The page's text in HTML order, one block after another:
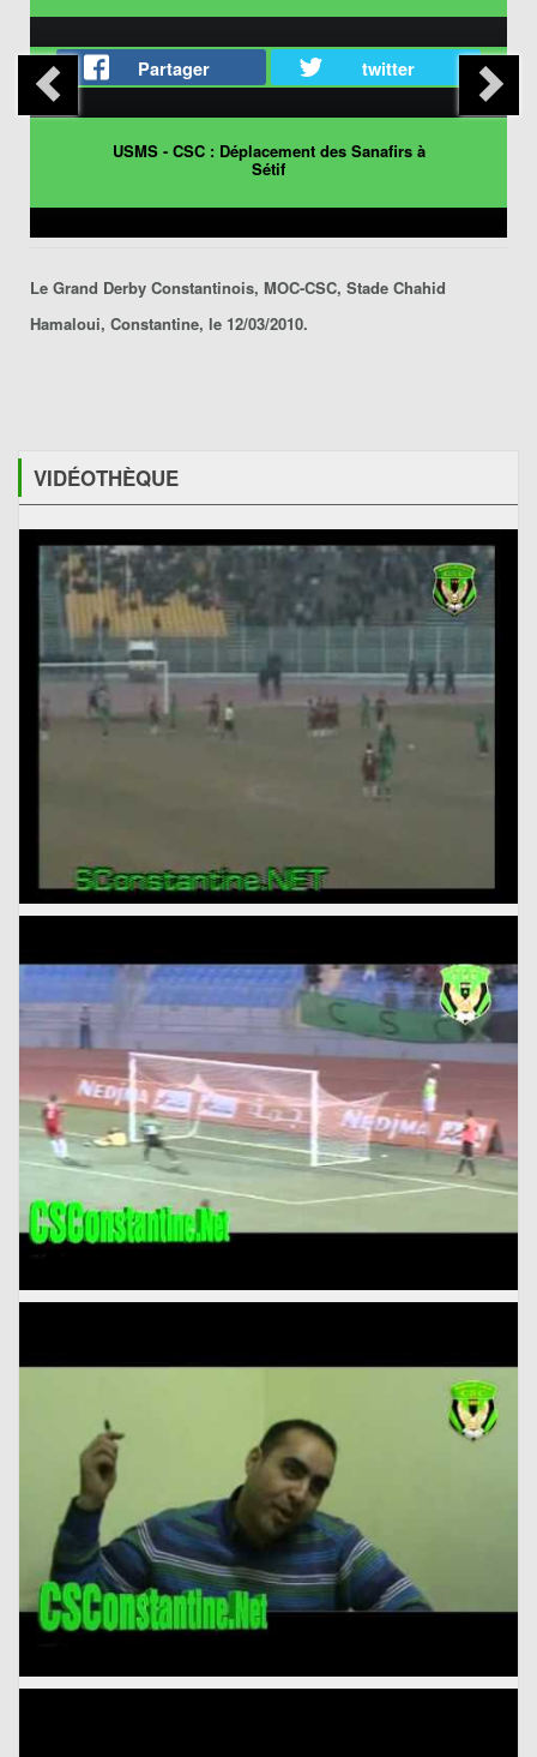
Partager twitter
USMS - CSC : Déplacement des Sanafirs à
Sétif
Le Grand Derby Constantinois, MOC-CSC, Stade Chahid
Hamaloui, Constantine, le 12/03/2010.
VIDÉOTHÈQUE